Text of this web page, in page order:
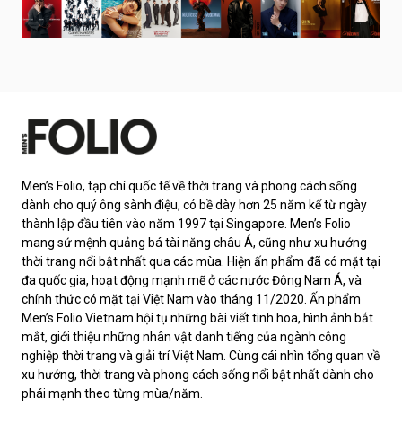
Men’s Folio, tạp chí quốc tế về thời trang và phong cách sống
dành cho quý ông sành điệu, có bề dày hơn 25 năm kể từ ngày
thành lập đầu tiên vào năm 1997 tại Singapore. Men’s Folio
mang sứ mệnh quảng bá tài năng châu Á, cũng như xu hướng
thời trang nổi bật nhất qua các mùa. Hiện ấn phẩm đã có mặt tại
đa quốc gia, hoạt động mạnh mẽ ở các nước Đông Nam Á, và
chính thức có mặt tại Việt Nam vào tháng 11/2020. Ấn phẩm
Men’s Folio Vietnam hội tụ những bài viết tinh hoa, hình ảnh bắt
mắt, giới thiệu những nhân vật danh tiếng của ngành công
nghiệp thời trang và giải trí Việt Nam. Cùng cái nhìn tổng quan về
xu hướng, thời trang và phong cách sống nổi bật nhất dành cho
phái mạnh theo từng mùa/năm.